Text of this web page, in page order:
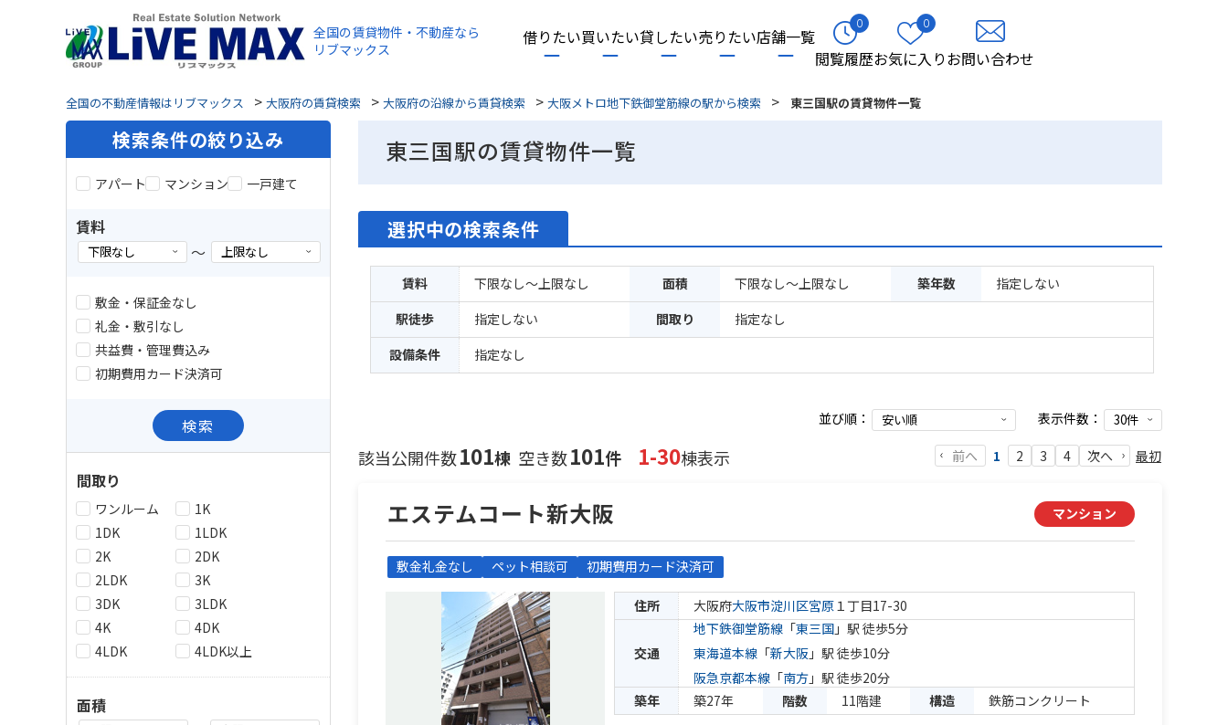
全国の賃貸物件・不動産なら
リブマックス
借りたい買いたい貸したい売りたい店舗一覧
0
閲覧履歴
0
お気に入りお問い合わせ
全国の不動産情報はリブマックス > 大阪府の賃貸検索 > 大阪府の沿線から賃貸検索 > 大阪メトロ地下鉄御堂筋線の駅から検索 > 東三国駅の賃貸物件一覧
東三国駅の賃貸物件一覧
選択中の検索条件
賃料 下限なし～上限なし 面積 下限なし～上限なし 築年数
指定しない
駅徒歩
指定しない 間取り
指定なし
設備条件
指定なし
並び順： 表示件数：
該当公開件数101棟 空き数101件 1-30棟表示 前へ 1 2 3 4 次へ 最初
エステムコート新大阪 マンション
敷金礼金なし ペット相談可 初期費用カード決済可
住所 大阪府大阪市淀川区宮原１丁目17-30
交通
地下鉄御堂筋線 「東三国 」駅 徒歩5分
東海道本線 「新大阪 」駅 徒歩10分
阪急京都本線 「南方 」駅 徒歩20分
築年
築27年 階数 11階建 構造 鉄筋コンクリート
検索条件の絞り込み
アパート マンション 一戸建て
賃料
～
敷金・保証金なし
礼金・敷引なし
共益費・管理費込み
初期費用カード決済可
検索
間取り
ワンルーム
1K
1DK
1LDK
2K
2DK
2LDK
3K
3DK
3LDK
4K
4DK
4LDK
4LDK以上
面積